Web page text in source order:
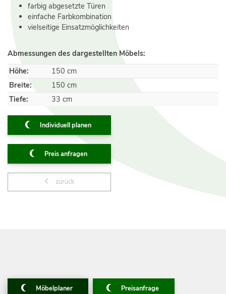
farbig abgesetzte Türen
einfache Farbkombination
vielseitige Einsatzmöglichkeiten
Abmessungen des dargestellten Möbels:
Höhe:
150 cm
Breite:
150 cm
Tiefe:
33 cm
Individuell planen
Preis anfragen
zurück
Möbelplaner Preisanfrage